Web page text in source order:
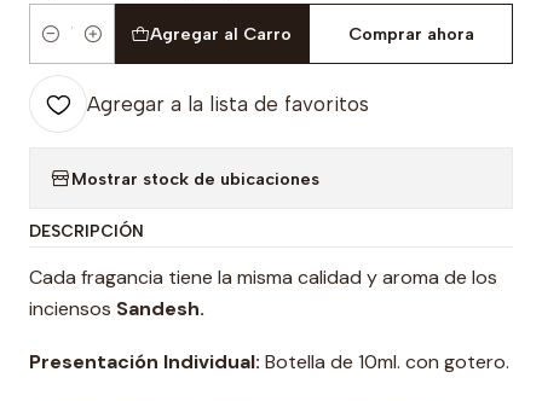
Cantidad
Agregar al Carro Comprar ahora
Agregar a la lista de favoritos
Mostrar stock de ubicaciones
DESCRIPCIÓN
Cada fragancia tiene la misma calidad y aroma de los
inciensos Sandesh.
Presentación Individual: Botella de 10ml. con gotero.